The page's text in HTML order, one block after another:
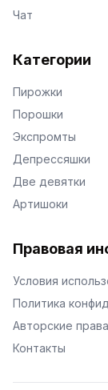
Чат
Категории
Пирожки
Порошки
Экспромты
Депрессяшки
Две девятки
Артишоки
Правовая
Условия
Политика
Авторские права
Контакты